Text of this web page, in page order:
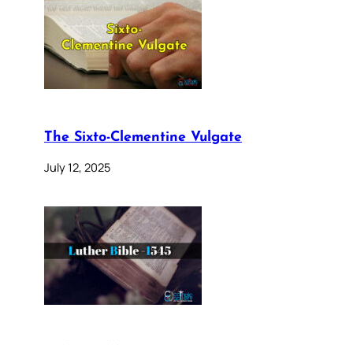
The Sixto-Clementine Vulgate
July 12, 2025